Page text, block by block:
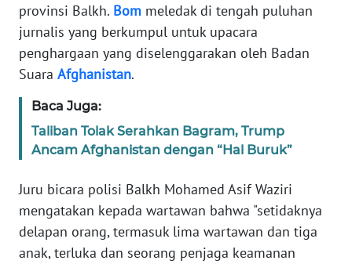
provinsi Balkh. Bom meledak di tengah puluhan
jurnalis yang berkumpul untuk upacara
penghargaan yang diselenggarakan oleh Badan
Suara Afghanistan.
Baca Juga:
Taliban Tolak Serahkan Bagram, Trump
Ancam Afghanistan dengan “Hal Buruk”
Juru bicara polisi Balkh Mohamed Asif Waziri
mengatakan kepada wartawan bahwa "setidaknya
delapan orang, termasuk lima wartawan dan tiga
anak, terluka dan seorang penjaga keamanan
KAMI
INFO
IKLAN
TENTANG
KAMI
MEDIA
SIBER
REDAKSI